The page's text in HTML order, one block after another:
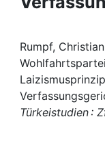
My FIS
Help
Rumpf,
Türkeistudien :